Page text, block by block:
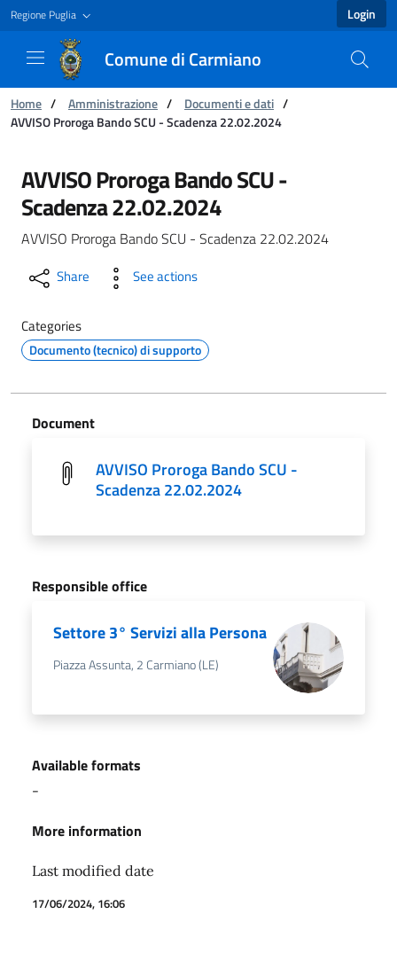
Regione Puglia Login
Comune di Carmiano
You are:
Home / Amministrazione / Documenti e dati /
AVVISO Proroga Bando SCU - Scadenza 22.02.2024
AVVISO Proroga Bando SCU - Scadenza
AVVISO Proroga Bando SCU -
Scadenza 22.02.2024
AVVISO Proroga Bando SCU - Scadenza 22.02.2024
Share See actions
Categories
Documento (tecnico) di supporto
Document
AVVISO Proroga Bando SCU -
Scadenza 22.02.2024
Responsible office
Settore 3° Servizi alla Persona
Piazza Assunta, 2 Carmiano (LE)
Available formats
-
More information
Last modified date
17/06/2024, 16:06